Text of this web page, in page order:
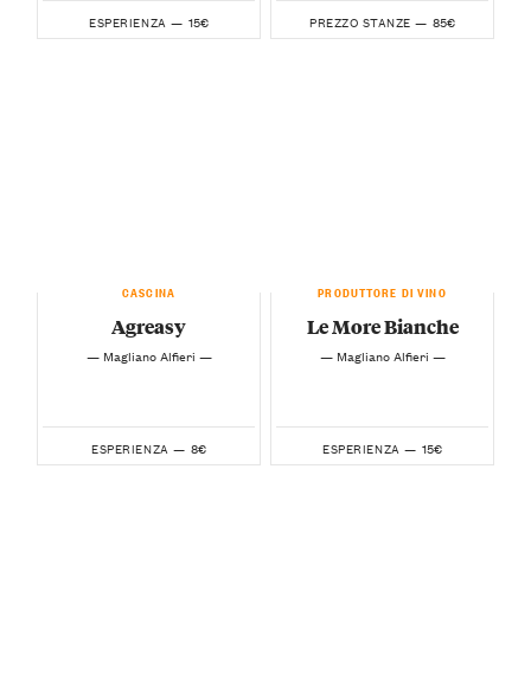
ESPERIENZA — 15€ PREZZO STANZE — 85€
CASCINA
Agreasy
— Magliano Alfieri —
ESPERIENZA — 8€
PRODUTTORE DI VINO
Le More Bianche
— Magliano Alfieri —
ESPERIENZA — 15€